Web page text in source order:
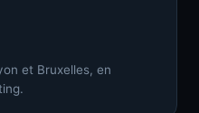
et Bruxelles, en